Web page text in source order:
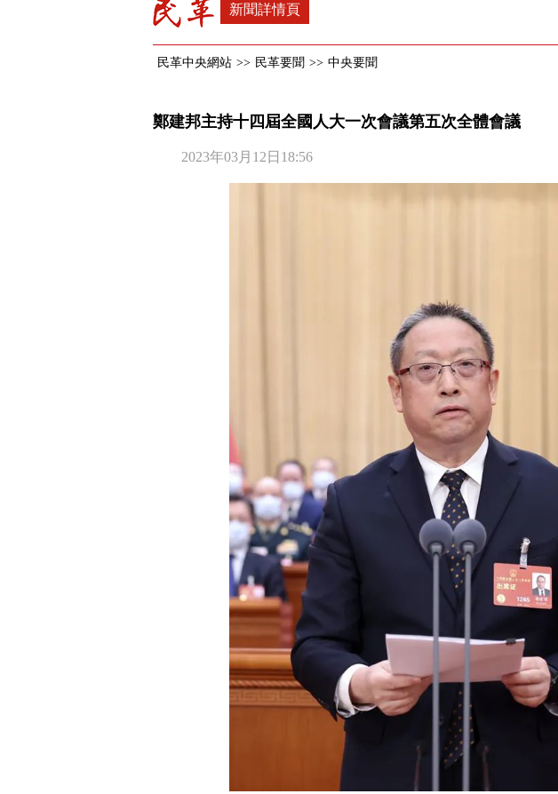
新聞詳情頁
民革中央網站 >> 民革要聞 >> 中央要聞
鄭建邦主持十四屆全國人大一次會議第五次全體會議
2023年03月12日18:56